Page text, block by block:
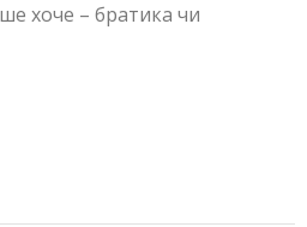
хоче – братика чи